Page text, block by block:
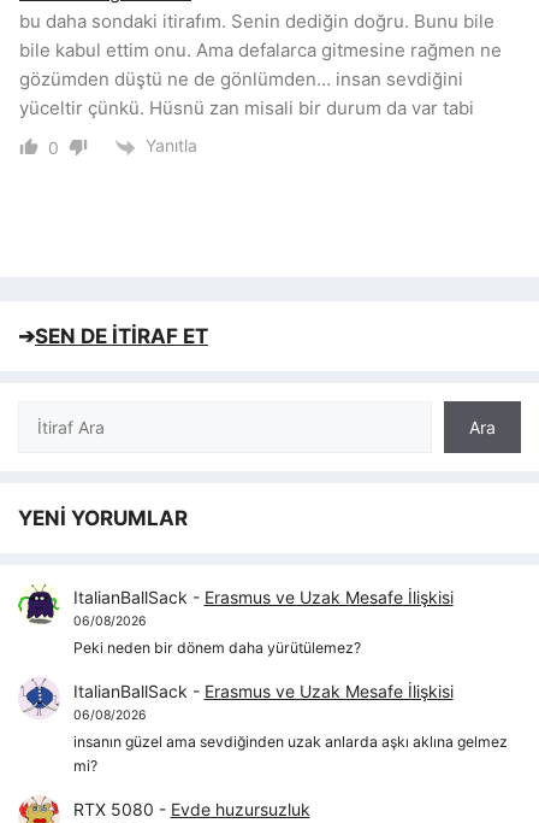
bu daha sondaki itirafım. Senin dediğin doğru. Bunu bile
bile kabul ettim onu. Ama defalarca gitmesine rağmen ne
gözümden düştü ne de gönlümden… insan sevdiğini
yüceltir çünkü. Hüsnü zan misali bir durum da var tabi
0 Yanıtla
➔SEN DE İTİRAF ET
Ara
Ara
YENİ YORUMLAR
ItalianBallSack - Erasmus ve Uzak Mesafe İlişkisi
06/08/2026
Peki neden bir dönem daha yürütülemez?
ItalianBallSack - Erasmus ve Uzak Mesafe İlişkisi
06/08/2026
insanın güzel ama sevdiğinden uzak anlarda aşkı aklına gelmez
mi?
RTX 5080 - Evde huzursuzluk